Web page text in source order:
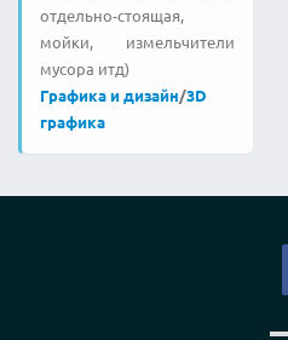
отдельно-стоящая,
мойки, измельчители
мусора итд)
Графика и дизайн/3D
графика